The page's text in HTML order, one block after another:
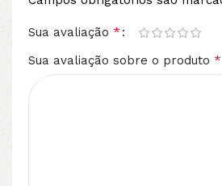
Sua avaliação *
Sua avaliação sobre o produto *